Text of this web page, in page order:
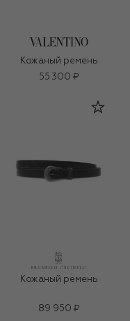
Кожаный ремень
55 300 ₽
Кожаный ремень
89 950 ₽